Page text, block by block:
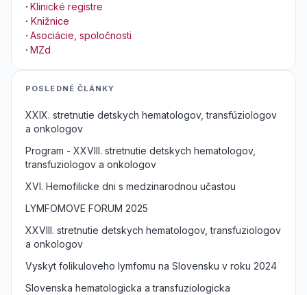
· Klinické registre
· Knižnice
· Asociácie, spoločnosti
· MZd
POSLEDNÉ ČLÁNKY
XXIX. stretnutie detskych hematologov, transfúziologov
a onkologov
Program - XXVIII. stretnutie detskych hematologov,
transfuziologov a onkologov
XVI. Hemofilicke dni s medzinarodnou učastou
LYMFOMOVE FORUM 2025
XXVIII. stretnutie detskych hematologov, transfuziologov
a onkologov
Vyskyt folikuloveho lymfomu na Slovensku v roku 2024
Slovenska hematologicka a transfuziologicka